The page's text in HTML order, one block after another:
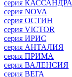
серия КАССАНДРА
серия NOVA
серия ОСТИН
серия VICTOR
серия ИРИС
серия АНТАЛИЯ
серия ПРИМА
серия ВАЛЕНСИЯ
серия ВЕГА